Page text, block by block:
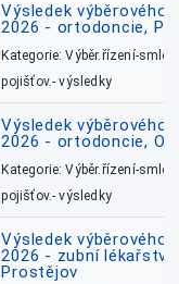
Výsledek výběrového
2026 - ortodoncie,
Kategorie: Výběr.řízení-
pojišťov.- výsledky
Výsledek výběrového
2026 - ortodoncie,
Kategorie: Výběr.řízení-
pojišťov.- výsledky
Výsledek výběrového
2026 - zubní
Prostějov